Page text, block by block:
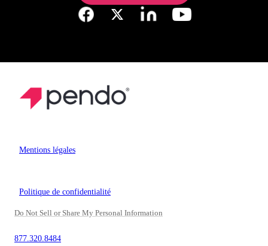
Mentions légales
Politique de confidentialité
Do Not Sell or Share My Personal Information
877.320.8484